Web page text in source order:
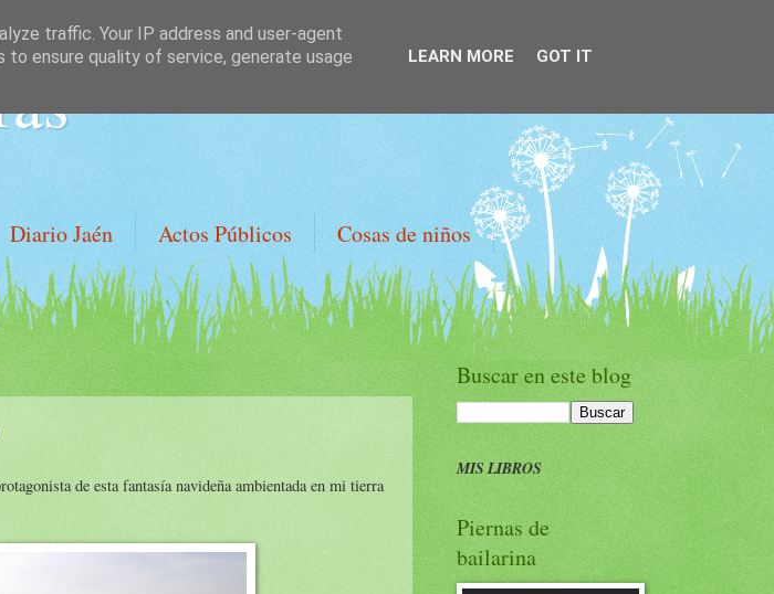
Diario Jaén Actos Públicos Cosas de niños
de esta fantasía navideña ambientada en mi tierra
Buscar en este blog
MIS LIBROS
Piernas de
bailarina
traffic. Your IP address and user-agent
ensure quality of service, generate usage
LEARN MORE GOT IT